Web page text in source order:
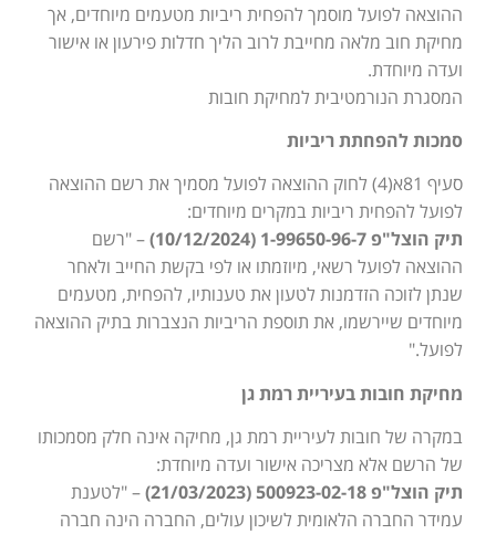
ההוצאה לפועל מוסמך להפחית ריביות מטעמים מיוחדים, אך
מחיקת חוב מלאה מחייבת לרוב הליך חדלות פירעון או אישור
ועדה מיוחדת.
המסגרת הנורמטיבית למחיקת חובות
סמכות להפחתת ריביות
סעיף 81א(4) לחוק ההוצאה לפועל מסמיך את רשם ההוצאה
לפועל להפחית ריביות במקרים מיוחדים:
תיק הוצל"פ 1-99650-96-7 (10/12/2024)
– "רשם
ההוצאה לפועל רשאי, מיוזמתו או לפי בקשת החייב ולאחר
שנתן לזוכה הזדמנות לטעון את טענותיו, להפחית, מטעמים
מיוחדים שיירשמו, את תוספת הריביות הנצברות בתיק ההוצאה
לפועל."
מחיקת חובות בעיריית רמת גן
במקרה של חובות לעיריית רמת גן, מחיקה אינה חלק מסמכותו
של הרשם אלא מצריכה אישור ועדה מיוחדת:
תיק הוצל"פ 500923-02-18 (21/03/2023)
– "לטענת
עמידר החברה הלאומית לשיכון עולים, החברה הינה חברה